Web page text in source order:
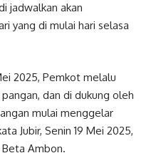
jadwalkan akan
yang di mulai hari selasa
2025, Pemkot melalu
dan di dukung oleh
mulai menggelar
Jubir, Senin 19 Mei 2025,
Ambon.